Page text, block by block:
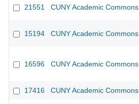
21551 CUNY Academic Commons
15194 CUNY Academic Commons
16596 CUNY Academic Commons
17416 CUNY Academic Commons